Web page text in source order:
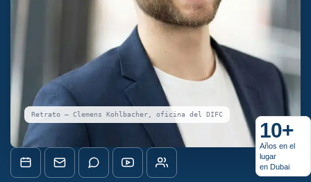
Retrato — Clemens Kohlbacher, oficina del DIFC
10+
Años en el
lugar
en Dubai